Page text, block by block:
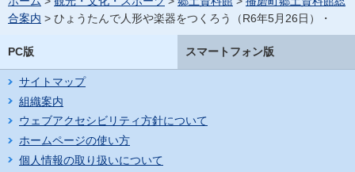
合案内 > ひょうたんで人形や楽器をつくろう（R6年5月26日）・
PC版 スマートフォン版
サイトマップ
組織案内
ウェブアクセシビリティ方針について
ホームページの使い方
個人情報の取り扱いについて